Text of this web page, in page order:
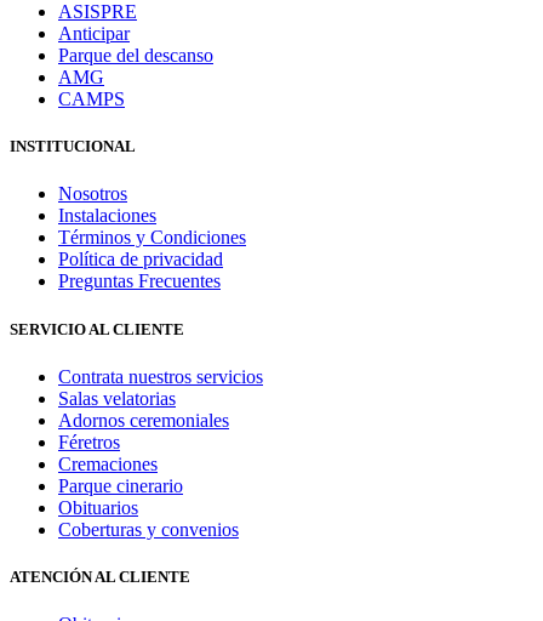
ASISPRE
Anticipar
Parque del descanso
AMG
CAMPS
INSTITUCIONAL
Nosotros
Instalaciones
Términos y Condiciones
Política de privacidad
Preguntas Frecuentes
SERVICIO AL CLIENTE
Contrata nuestros servicios
Salas velatorias
Adornos ceremoniales
Féretros
Cremaciones
Parque cinerario
Obituarios
Coberturas y convenios
ATENCIÓN AL CLIENTE